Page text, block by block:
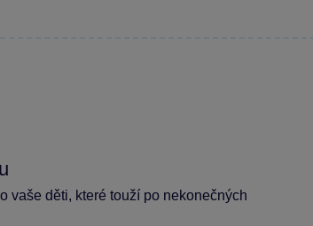
vaše děti, které touží po nekonečných